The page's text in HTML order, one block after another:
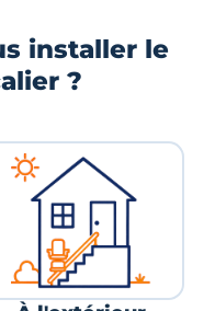
installer le
?